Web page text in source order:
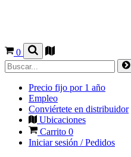
0
Precio fijo por 1 año
Empleo
Conviértete en distribuidor
Ubicaciones
Carrito 0
Iniciar sesión / Pedidos